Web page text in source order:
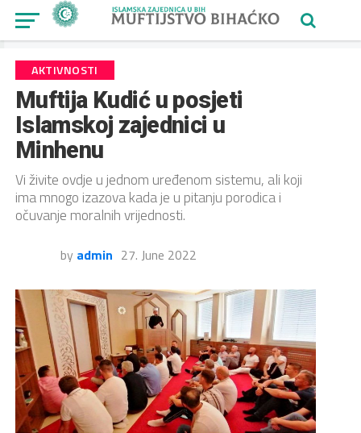
AKTIVNOSTI
Muftija Kudić u posjeti
Islamskoj zajednici u
Minhenu
Vi živite ovdje u jednom uređenom sistemu, ali koji
ima mnogo izazova kada je u pitanju porodica i
očuvanje moralnih vrijednosti.
by admin 27. June 2022